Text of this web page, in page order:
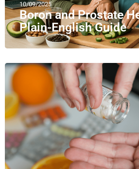
10/09/2025
Boron and Prostate
Plain-English Guide